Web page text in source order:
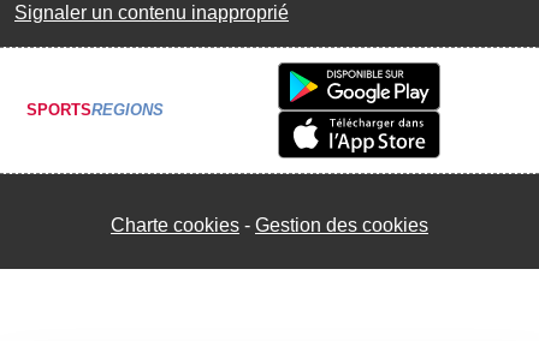
Signaler un contenu inapproprié
SPORTSREGIONS
Charte cookies Gestion des cookies